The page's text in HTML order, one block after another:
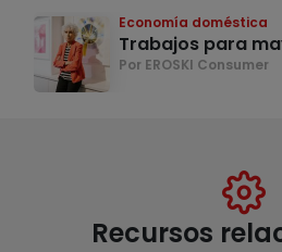
Economía doméstica
Trabajos para
Por EROSKI Consumer
Recursos